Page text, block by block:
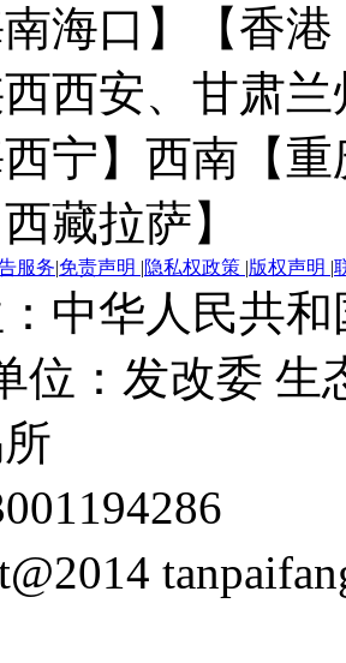
海口】
【香
西安、甘肃
宁】 西南【
藏拉萨】
服务|免责声明 |隐私权政策 |版权声明 |
中华人民共
位：发改委 生